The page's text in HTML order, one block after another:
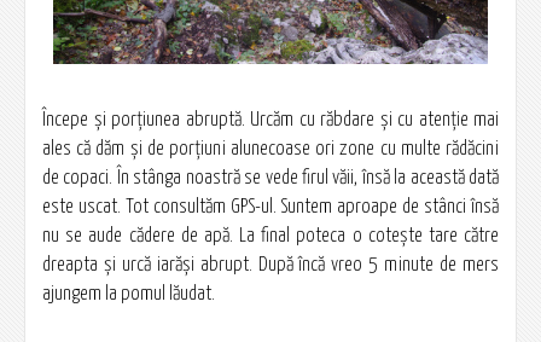
Începe şi porţiunea abruptă. Urcăm cu răbdare şi cu atenţie mai
ales că dăm şi de porţiuni alunecoase ori zone cu multe rădăcini
de copaci. În stânga noastră se vede firul văii, însă la această dată
este uscat. Tot consultăm GPS-ul. Suntem aproape de stânci însă
nu se aude cădere de apă. La final poteca o coteşte tare către
dreapta şi urcă iarăși abrupt. După încă vreo 5 minute de mers
ajungem la pomul lăudat.